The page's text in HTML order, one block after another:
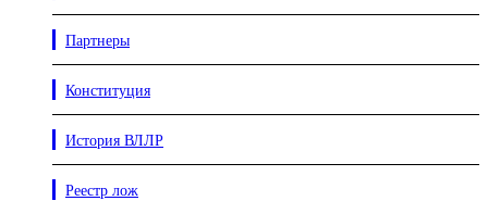
Партнеры
Конституция
История ВЛЛР
Реестр лож